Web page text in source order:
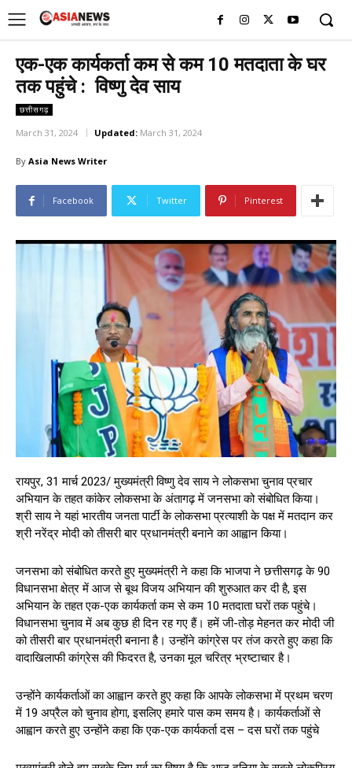
एक-एक कार्यकर्ता कम से कम 10 मतदाता के घर
तक पहुंचे : विष्णु देव साय
छत्तीसगढ़
March 31, 2024 Updated: March 31, 2024
By Asia News Writer
Facebook Twitter Pinterest
रायपुर, 31 मार्च 2023/ मुख्यमंत्री विष्णु देव साय ने लोकसभा चुनाव प्रचार
अभियान के तहत कांकेर लोकसभा के अंतागढ़ में जनसभा को संबोधित किया।
श्री साय ने यहां भारतीय जनता पार्टी के लोकसभा प्रत्याशी के पक्ष में मतदान कर
श्री नरेंद्र मोदी को तीसरी बार प्रधानमंत्री बनाने का आह्वान किया।
जनसभा को संबोधित करते हुए मुख्यमंत्री ने कहा कि भाजपा ने छत्तीसगढ़ के 90
विधानसभा क्षेत्र में आज से बूथ विजय अभियान की शुरुआत कर दी है, इस
अभियान के तहत एक-एक कार्यकर्ता कम से कम 10 मतदाता घरों तक पहुंचे।
विधानसभा चुनाव में अब कुछ ही दिन रह गए हैं। हमें जी-तोड़ मेहनत कर मोदी जी
को तीसरी बार प्रधानमंत्री बनाना है। उन्होंने कांग्रेस पर तंज करते हुए कहा कि
वादाखिलाफी कांग्रेस की फिदरत है, उनका मूल चरित्र भ्रष्टाचार है।
उन्होंने कार्यकर्ताओं का आह्वान करते हुए कहा कि आपके लोकसभा में प्रथम चरण
में 19 अप्रैल को चुनाव होगा, इसलिए हमारे पास कम समय है। कार्यकर्ताओं से
आह्वान करते हुए उन्होंने कहा कि एक-एक कार्यकर्ता दस – दस घरों तक पहुंचे